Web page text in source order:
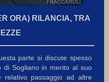
ORA) RILANCIA, TRA
parte si discute spesso
di Sogliano in merito al suo
relativo passaggio ad altre